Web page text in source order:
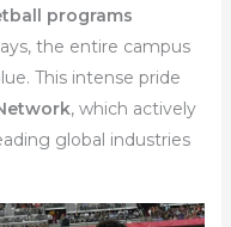
programs
the entire campus
This intense pride
, which actively
global industries